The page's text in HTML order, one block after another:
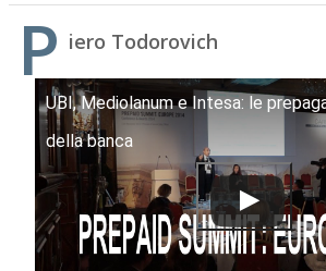
P iero Todorovich
UBI, Mediolanum e Intesa: le
della banca